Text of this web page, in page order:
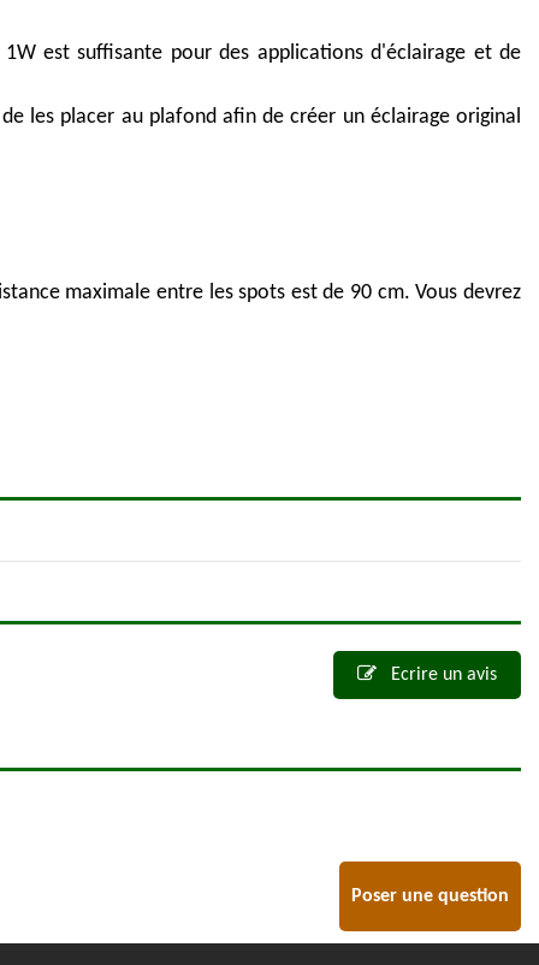
est suffisante pour des applications d'éclairage et de
les placer au plafond afin de créer un éclairage original
maximale entre les spots est de 90 cm. Vous devrez
Ecrire un avis
Poser une question